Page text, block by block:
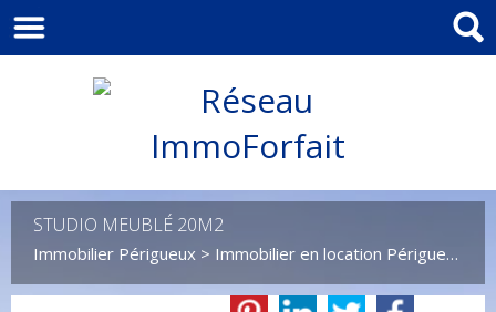
STUDIO MEUBLÉ 20M2
Immobilier Périgueux > Immobilier en location Périgueux